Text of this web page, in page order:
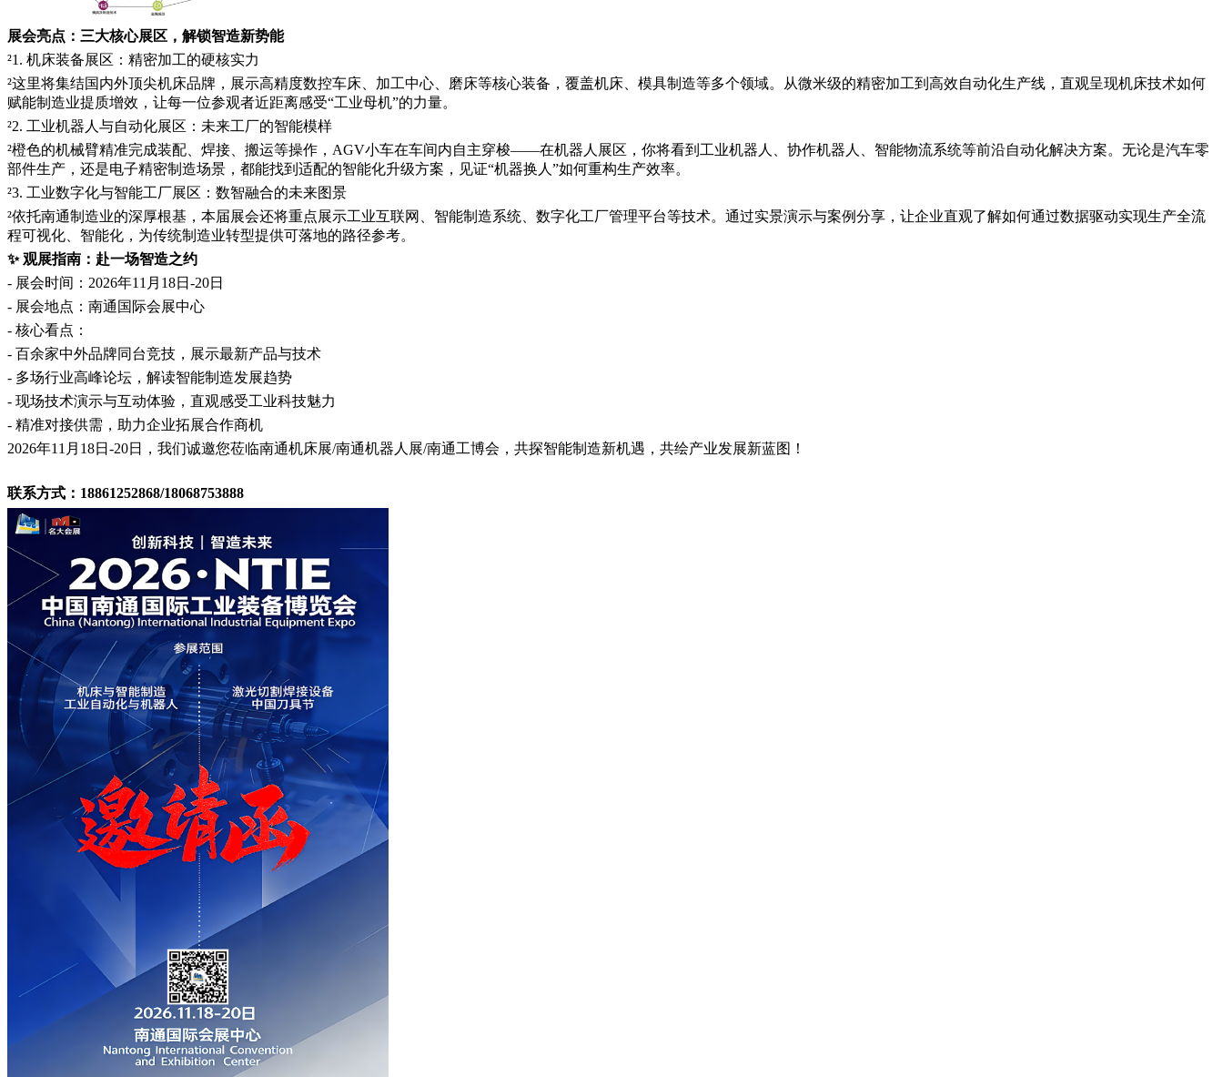
展会亮点：三大核心展区，解锁智造新势能
²1. 机床装备展区：精密加工的硬核实力
²这里将集结国内外顶尖机床品牌，展示高精度数控车床、加工中心、磨床等核心装备，覆盖机床、模具制造等多个领域。从微米级的精密加工到高效自动化生产线，直观呈现机床技术如何
赋能制造业提质增效，让每一位参观者近距离感受“工业母机”的力量。
²2. 工业机器人与自动化展区：未来工厂的智能模样
²橙色的机械臂精准完成装配、焊接、搬运等操作，AGV小车在车间内自主穿梭——在机器人展区，你将看到工业机器人、协作机器人、智能物流系统等前沿自动化解决方案。无论是汽车零
部件生产，还是电子精密制造场景，都能找到适配的智能化升级方案，见证“机器换人”如何重构生产效率。
²3. 工业数字化与智能工厂展区：数智融合的未来图景
²依托南通制造业的深厚根基，本届展会还将重点展示工业互联网、智能制造系统、数字化工厂管理平台等技术。通过实景演示与案例分享，让企业直观了解如何通过数据驱动实现生产全流
程可视化、智能化，为传统制造业转型提供可落地的路径参考。
✨ 观展指南：赴一场智造之约
- 展会时间：2026年11月18日-20日
- 展会地点：南通国际会展中心
- 核心看点：
- 百余家中外品牌同台竞技，展示最新产品与技术
- 多场行业高峰论坛，解读智能制造发展趋势
- 现场技术演示与互动体验，直观感受工业科技魅力
- 精准对接供需，助力企业拓展合作商机
2026年11月18日-20日，我们诚邀您莅临南通机床展/南通机器人展/南通工博会，共探智能制造新机遇，共绘产业发展新蓝图！
联系方式：18861252868/18068753888